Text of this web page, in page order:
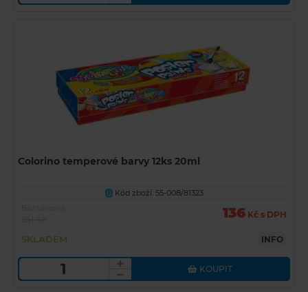
Colorino temperové barvy 12ks 20ml
U Kód zboží: 55-008/81323
136 Kč s DPH
SKLADEM INFO
KOUPIT